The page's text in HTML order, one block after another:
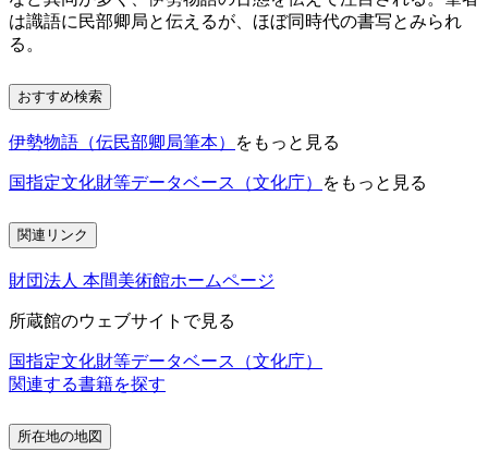
は識語に民部卿局と伝えるが、ほぼ同時代の書写とみられ
る。
おすすめ検索
伊勢物語（伝民部卿局筆本） をもっと見る
国指定文化財等データベース（文化庁） をもっと見る
関連リンク
財団法人 本間美術館ホームページ
所蔵館のウェブサイトで見る
国指定文化財等データベース（文化庁）
関連する書籍を探す
所在地の地図